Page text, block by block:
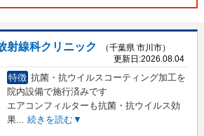
射線科クリニック
（千葉県 市川市）
更新日:2026.08.04
特徴 抗菌・抗ウイルスコーティング加工を
院内設備で施行済みです
エアコンフィルターも抗菌・抗ウイルス効
果... 続きを読む▼